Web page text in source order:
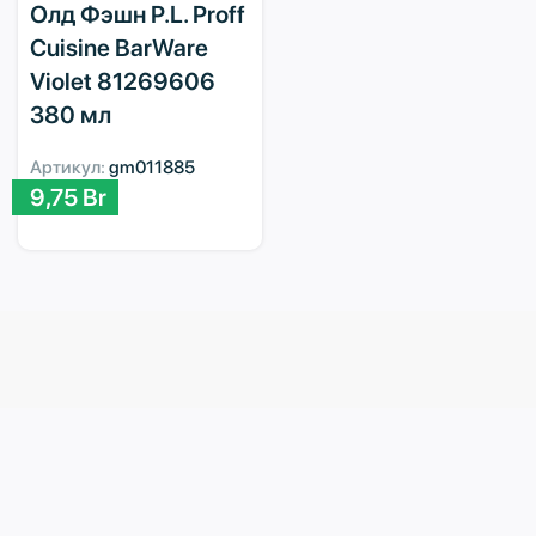
Олд Фэшн P.L. Proff
Cuisine BarWare
Violet 81269606
380 мл
Артикул: gm011885
9,75 Br